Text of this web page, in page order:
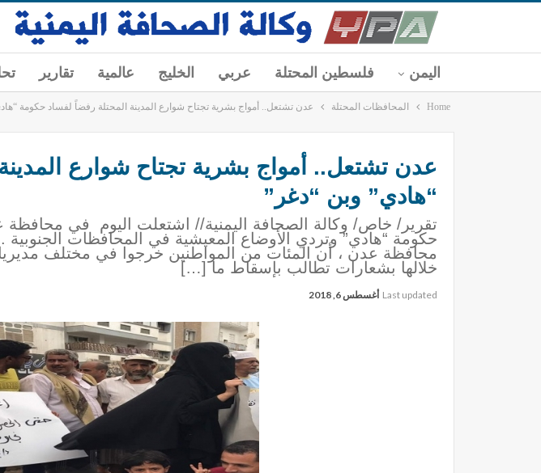
اليمن فلسطين المحتلة عربي الخليج عالمية تقارير
Home المحافظات المحتلة عدن تشتعل.. أمواج بشرية تجتاح شوارع المدينة المحتلة رفضاً لفساد حكومة
عدن تشتعل.. أمواج بشرية تجتاح شوارع
“هادي” وبن “دغر”
تقرير/ خاص/ وكالة الصحافة اليمنية// اشتعلت اليوم في
حكومة “هادي” وتردي الأوضاع المعيشية في المحافظات
محافظة عدن ، أن المئات من المواطنين خرجوا في مختلف
خلالها بشعارات تطالب بإسقاط ما […]
Last updated أغسطس 6, 2018